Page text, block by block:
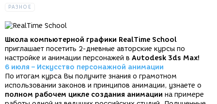
РАЗНОЕ
Школа компьютерной графики RealTime School
приглашает посетить 2-дневные авторские курсы по
настройке и анимации персонажей в Autodesk 3ds Max!
6 июля – Искусство персонажной анимации
По итогам курса Вы получите знания о грамотном
использовании законов и принципов анимации, узнаете о
полном рабочем цикле создания анимации на примере